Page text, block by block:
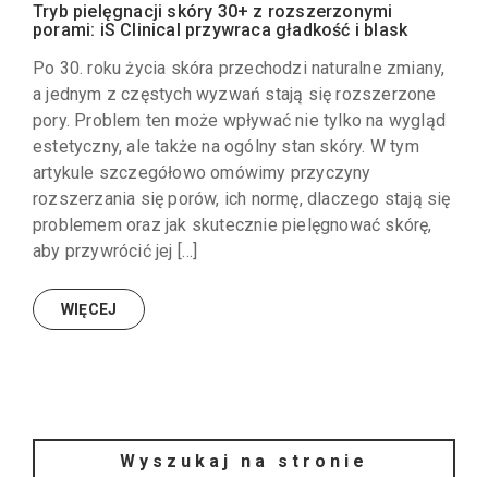
Tryb pielęgnacji skóry 30+ z rozszerzonymi
porami: iS Clinical przywraca gładkość i blask
Po 30. roku życia skóra przechodzi naturalne zmiany,
a jednym z częstych wyzwań stają się rozszerzone
pory. Problem ten może wpływać nie tylko na wygląd
estetyczny, ale także na ogólny stan skóry. W tym
artykule szczegółowo omówimy przyczyny
rozszerzania się porów, ich normę, dlaczego stają się
problemem oraz jak skutecznie pielęgnować skórę,
aby przywrócić jej […]
WIĘCEJ
Wyszukaj na stronie